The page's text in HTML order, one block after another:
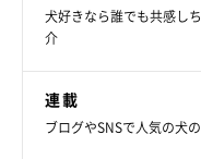
犬好きなら誰でも共感し
介
連載
ブログやSNSで人気の犬